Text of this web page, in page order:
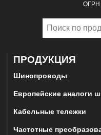
ОГРН
ПРОДУКЦИЯ
Шинопроводы
Европейские аналоги
Кабельные тележки
Частотные